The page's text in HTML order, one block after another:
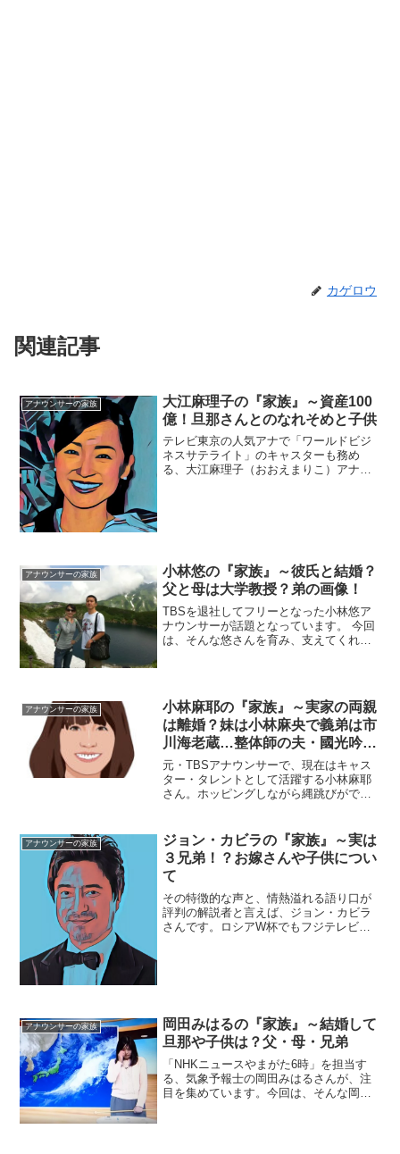
カゲロウ
関連記事
アナウンサーの家族
大江麻理子の『家族』～資産100
億！旦那さんとのなれそめと子供
テレビ東京の人気アナで「ワールドビジ
ネスサテライト」のキャスターも務め
る、大江麻理子（おおえまりこ）アナウ
アナウンサーの家族
小林悠の『家族』～彼氏と結婚？
父と母は大学教授？弟の画像！
TBSを退社してフリーとなった小林悠ア
ナウンサーが話題となっています。 今回
は、そんな悠さんを育み、支えてくれる
チャード・Ｄ・キザー...
アナウンサーの家族
小林麻耶の『家族』～実家の両親
は離婚？妹は小林麻央で義弟は市
川海老蔵…整体師の夫・國光吟と
の間に子供はいるのか？
元・TBSアナウンサーで、現在はキャス
ター・タレントとして活躍する小林麻耶
さん。ホッピングしながら縄跳びができ
ます。名前：小林麻耶（こばやし・ま
や）生年月日：1979年...
アナウンサーの家族
ジョン・カビラの『家族』～実は
３兄弟！？お嫁さんや子供につい
て
その特徴的な声と、情熱溢れる語り口が
評判の解説者と言えば、ジョン・カビラ
さんです。ロシアW杯でもフジテレビ系
アナウンサーの家族
岡田みはるの『家族』～結婚して
旦那や子供は？父・母・兄弟
「NHKニュースやまがた6時」を担当す
る、気象予報士の岡田みはるさんが、注
目を集めています。今回は、そんな岡田